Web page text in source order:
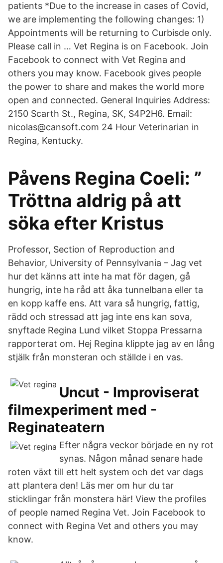
patients *Due to the increase in cases of Covid,
we are implementing the following changes: 1)
Appointments will be returning to Curbisde only.
Please call in … Vet Regina is on Facebook. Join
Facebook to connect with Vet Regina and
others you may know. Facebook gives people
the power to share and makes the world more
open and connected. General Inquiries Address:
2150 Scarth St., Regina, SK, S4P2H6. Email:
nicolas@cansoft.com 24 Hour Veterinarian in
Regina, Kentucky.
Påvens Regina Coeli: ”
Tröttna aldrig på att
söka efter Kristus
Professor, Section of Reproduction and
Behavior, University of Pennsylvania – Jag vet
hur det känns att inte ha mat för dagen, gå
hungrig, inte ha råd att åka tunnelbana eller ta
en kopp kaffe ens. Att vara så hungrig, fattig,
rädd och stressad att jag inte ens kan sova,
snyftade Regina Lund vilket Stoppa Pressarna
rapporterat om. Hej Regina klippte jag av en lång
stjälk från monsteran och ställde i en vas.
Uncut - Improviserat
filmexperiment med -
Reginateatern
Efter några veckor började en ny rot
synas. Någon månad senare hade
roten växt till ett helt system och det var dags
att plantera den! Läs mer om hur du tar
sticklingar från monstera här! View the profiles
of people named Regina Vet. Join Facebook to
connect with Regina Vet and others you may
know.